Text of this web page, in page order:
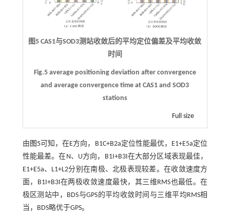
图5 CAS1与SOD3测站收敛后的平均定位偏差及平均收敛
时间
Fig.5 average positioning deviation after convergence
and average convergence time at CAS1 and SOD3
stations
Full size
由 图5可知，在E方向，B1C+B2a定位性能最优，E1+E5a定位
性能最差。在N、U方向，B1I+B3I在大部分区域表现最佳，
E1+E5a、L1+L2分别在南极、北极表现较差。在收敛速度方
面，B1I+B3I在两极收敛速度最快，其三维RMS也最低。在
极区测站中，BDS与GPS的平均收敛时间与三维平均RMS相
当，BDS略优于GPS。